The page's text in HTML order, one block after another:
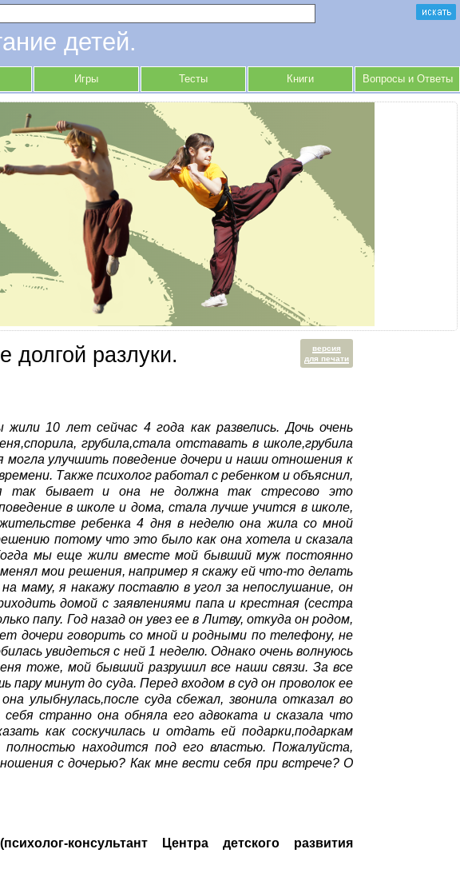
детей.
Игры Тесты Книги Вопросы и Ответы
версия
для печати
долгой разлуки.
10 лет сейчас 4 года как развелись. Дочь очень
грубила,стала отставать в школе,грубила
улучшить поведение дочери и наши отношения к
Также психолог работал с ребенком и объяснил,
так бывает и она не должна так стресово это
в школе и дома, стала лучше учится в школе,
ребенка 4 дня в неделю она жила со мной
потому что это было как она хотела и сказала
мы еще жили вместе мой бывший муж постоянно
мои решения, например я скажу ей что-то делать
маму, я накажу поставлю в угол за непослушание, он
домой с заявлениями папа и крестная (сестра
папу. Год назад он увез ее в Литву, откуда он родом,
дочери говорить со мной и родными по телефону, не
увидеться с ней 1 неделю. Однако очень волнуюсь
тоже, мой бывший разрушил все наши связи. За все
пару минут до суда. Перед входом в суд он проволок ее
улыбнулась,после суда сбежал, звонила отказал во
странно она обняла его адвоката и сказала что
как соскучилась и отдать ей подарки,подаркам
полностью находится под его властью. Пожалуйста,
с дочерью? Как мне вести себя при встрече? О
консультант Центра детского развития